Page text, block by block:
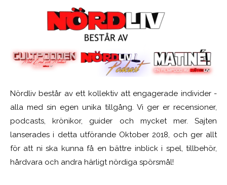
Nördliv består av ett kollektiv att engagerade individer -
alla med sin egen unika tillgång. Vi ger er recensioner,
podcasts, krönikor, guider och mycket mer. Sajten
lanserades i detta utförande Oktober 2018, och ger allt
för att ni ska kunna få en bättre inblick i spel, tillbehör,
hårdvara och andra härligt nördiga spörsmål!